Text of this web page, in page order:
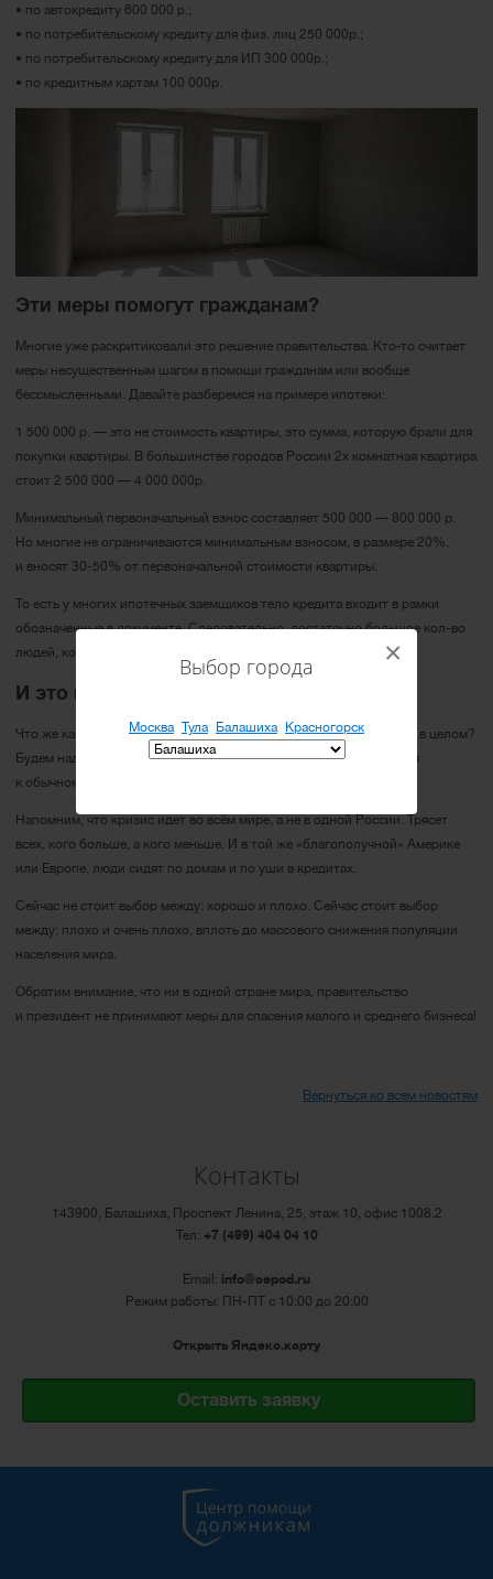
Выбор города
Москва Тула Балашиха Красногорск
×
• по автокредиту 600 000 р.;
• по потребительскому кредиту для физ. лиц 250 000р.;
• по потребительскому кредиту для ИП 300 000р.;
• по кредитным картам 100 000р.
Эти меры помогут гражданам?
Многие уже раскритиковали это решение правительства. Кто-то считает
меры несущественным шагом в помощи гражданам или вообще
бессмысленными. Давайте разберемся на примере ипотеки:
1 500 000 р. — это не стоимость квартиры, это сумма, которую брали для
покупки квартиры. В большинстве городов России 2х комнатная квартира
стоит 2 500 000 — 4 000 000р.
Минимальный первоначальный взнос составляет 500 000 — 800 000 р.
Но многие не ограничиваются минимальным взносом, в размере 20%,
и вносят 30-50% от первоначальной стоимости квартиры.
То есть у многих ипотечных заемщиков тело кредита входит в рамки
обозначенные в документе. Следовательно, достаточно большое кол-во
людей, кому принятые меры помогут пережить трудное время.
И это всё?
Что же касается остальных категорий граждан и всей экономики в целом?
Будем надеяться, что карантин скоро прекратится и мы вернемся
к обычному рабочему режиму.
Напомним, что кризис идет во всём мире, а не в одной России. Трясет
всех, кого больше, а кого меньше. И в той же «благополучной» Америке
или Европе, люди сидят по домам и по уши в кредитах.
Сейчас не стоит выбор между: хорошо и плохо. Сейчас стоит выбор
между: плохо и очень плохо, вплоть до массового снижения популяции
населения мира.
Обратим внимание, что ни в одной стране мира, правительство
и президент не принимают меры для спасения малого и среднего бизнеса!
Вернуться ко всем новостям
Контакты
143900, Балашиха, Проспект Ленина, 25, этаж 10, офис 1008.2
Тел: +7 (499) 404 04 10
Email: info@cepod.ru
Режим работы: ПН-ПТ с 10:00 до 20:00
Открыть Яндекс.карту
Оставить заявку